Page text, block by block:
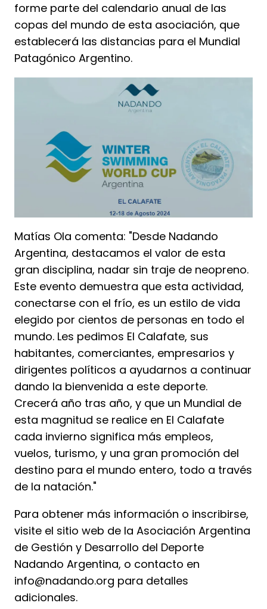
forme parte del calendario anual de las
copas del mundo de esta asociación, que
establecerá las distancias para el Mundial
Patagónico Argentino.
Matías Ola comenta: "Desde Nadando
Argentina, destacamos el valor de esta
gran disciplina, nadar sin traje de neopreno.
Este evento demuestra que esta actividad,
conectarse con el frío, es un estilo de vida
elegido por cientos de personas en todo el
mundo. Les pedimos El Calafate, sus
habitantes, comerciantes, empresarios y
dirigentes políticos a ayudarnos a continuar
dando la bienvenida a este deporte.
Crecerá año tras año, y que un Mundial de
esta magnitud se realice en El Calafate
cada invierno significa más empleos,
vuelos, turismo, y una gran promoción del
destino para el mundo entero, todo a través
de la natación."
Para obtener más información o inscribirse,
visite el sitio web de la Asociación Argentina
de Gestión y Desarrollo del Deporte
Nadando Argentina, o contacto en
info@nadando.org para detalles
adicionales.